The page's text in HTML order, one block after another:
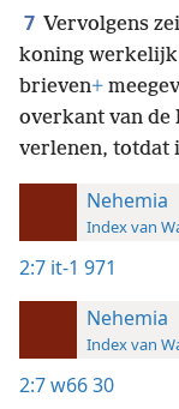
7 Vervolgens
koning werkelijk
brieven+
overkant van de
verlenen, totdat
Nehemia
Index van
2:7 it-1 971
Nehemia
Index van
2:7w66 30